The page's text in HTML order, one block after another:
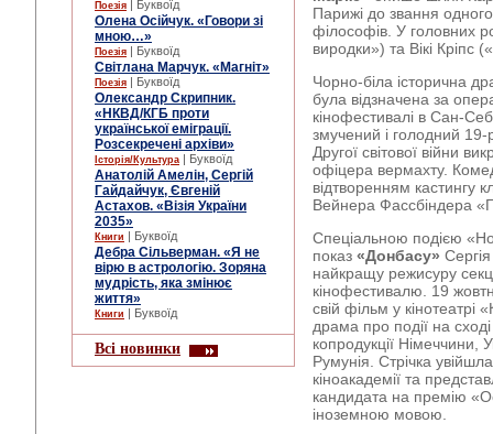
Поезія | Буквоїд
Олена Осійчук. «Говори зі
мною…»
Поезія | Буквоїд
Світлана Марчук. «Магніт»
Поезія | Буквоїд
Олександр Скрипник.
«НКВД/КГБ проти
української еміграції.
Розсекречені архіви»
Історія/Культура | Буквоїд
Анатолій Амелін, Сергій
Гайдайчук, Євгеній
Астахов. «Візія України
2035»
Книги | Буквоїд
Дебра Сільверман. «Я не
вірю в астрологію. Зоряна
мудрість, яка змінює
життя»
Книги | Буквоїд
Всі новинки
Парижі до звання
філософів. У головних
виродки») та Вікі
Чорно-біла історична
була відзначена за
кінофестивалі в Сан-
змучений і голодний 19-
Другої світової війни
офіцера вермахту.
відтворенням кастингу
Вейнера Фассбіндера
Спеціальною подією
показ «Донбасу»
найкращу режисуру
кінофестивалю. 19
свій фільм у кінотеатрі
драма про події на
копродукції Німеччини,
Румунія. Стрічка
кіноакадемії та
кандидата на премію
іноземною мовою.